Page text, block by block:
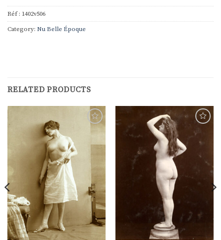
Réf : 1402v506
Category: Nu Belle Époque
RELATED PRODUCTS
liste de
Ajouter
à la
liste de